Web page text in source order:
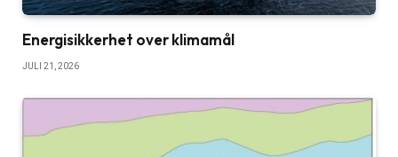
Energisikkerhet over klimamål
JULI 21, 2026